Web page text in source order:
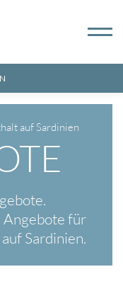
2026
auf Sardinien
Angebote für
Sardinien.
für: